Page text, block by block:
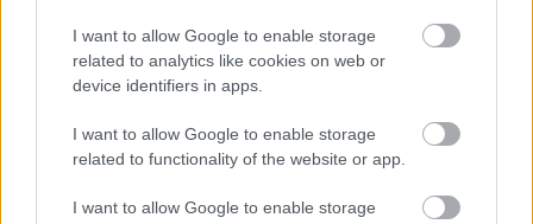
I want to allow Google to enable storage
related to analytics like cookies on web or
device identifiers in apps.
I want to allow Google to enable storage
related to functionality of the website or app.
I want to allow Google to enable storage
PODCASTS